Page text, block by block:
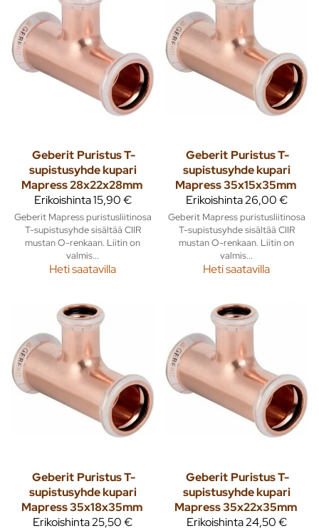
Geberit Puristus T-
supistusyhde kupari
Mapress 28x22x28mm
Erikoishinta15,90 €
Geberit Mapress puristusliitinosa
T-supistusyhde sisältää CIIR
mustan O-renkaan. Liitin on
valmis...
Heti saatavilla
Geberit Puristus T-
supistusyhde kupari
Mapress 35x15x35mm
Erikoishinta26,00 €
Geberit Mapress puristusliitinosa
T-supistusyhde sisältää CIIR
mustan O-renkaan. Liitin on
valmis...
Heti saatavilla
Geberit Puristus T-
supistusyhde kupari
Mapress 35x18x35mm
Erikoishinta25,50 €
Geberit Puristus T-
supistusyhde kupari
Mapress 35x22x35mm
Erikoishinta24,50 €